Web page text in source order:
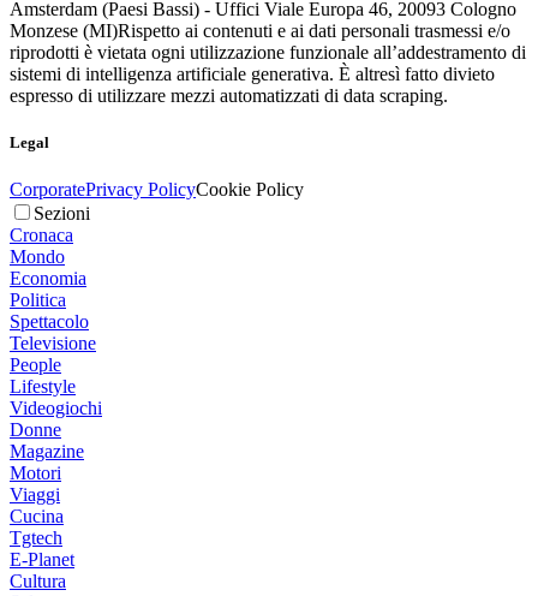
Amsterdam (Paesi Bassi) - Uffici Viale Europa 46, 20093 Cologno
Monzese (MI)Rispetto ai contenuti e ai dati personali trasmessi e/o
riprodotti è vietata ogni utilizzazione funzionale all’addestramento di
sistemi di intelligenza artificiale generativa. È altresì fatto divieto
espresso di utilizzare mezzi automatizzati di data scraping.
Legal
CorporatePrivacy PolicyCookie Policy
Sezioni
Cronaca
Mondo
Economia
Politica
Spettacolo
Televisione
People
Lifestyle
Videogiochi
Donne
Magazine
Motori
Viaggi
Cucina
Tgtech
E-Planet
Cultura